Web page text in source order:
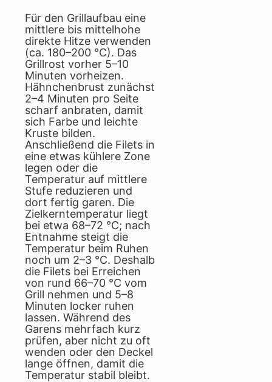
Für den Grillaufbau eine
mittlere bis mittelhohe
direkte Hitze verwenden
(ca. 180–200 °C). Das
Grillrost vorher 5–10
Minuten vorheizen.
Hähnchenbrust zunächst
2–4 Minuten pro Seite
scharf anbraten, damit
sich Farbe und leichte
Kruste bilden.
Anschließend die Filets in
eine etwas kühlere Zone
legen oder die
Temperatur auf mittlere
Stufe reduzieren und
dort fertig garen. Die
Zielkerntemperatur liegt
bei etwa 68–72 °C; nach
Entnahme steigt die
Temperatur beim Ruhen
noch um 2–3 °C. Deshalb
die Filets bei Erreichen
von rund 66–70 °C vom
Grill nehmen und 5–8
Minuten locker ruhen
lassen. Während des
Garens mehrfach kurz
prüfen, aber nicht zu oft
wenden oder den Deckel
lange öffnen, damit die
Temperatur stabil bleibt.